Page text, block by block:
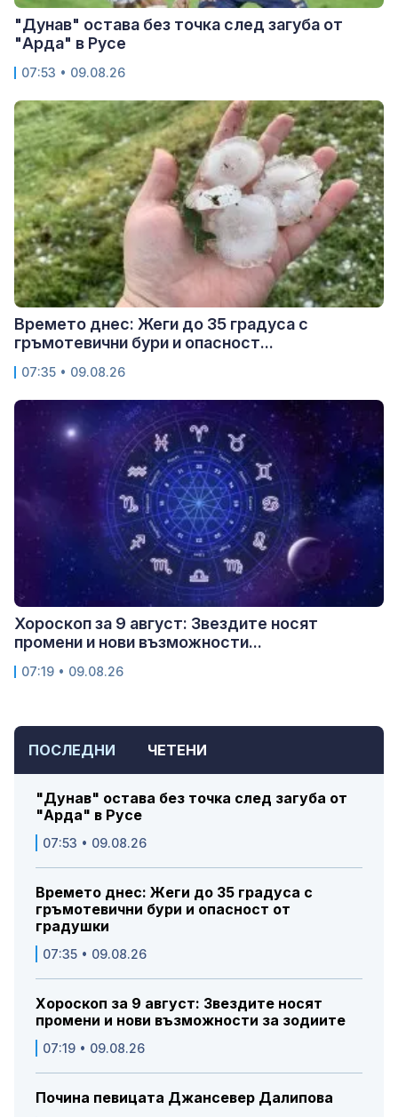
ПОСЛЕДНИ ЧЕТЕНИ
"Дунав" остава без точка след загуба от
"Арда" в Русе
07:53 • 09.08.26
Времето днес: Жеги до 35 градуса с
гръмотевични бури и опасност от
градушки
07:35 • 09.08.26
Хороскоп за 9 август: Звездите носят
промени и нови възможности за зодиите
07:19 • 09.08.26
Почина певицата Джансевер Далипова
"Дунав" остава без точка след загуба от
"Арда" в Русе
07:53 • 09.08.26
Времето днес: Жеги до 35 градуса с
гръмотевични бури и опасност...
07:35 • 09.08.26
Хороскоп за 9 август: Звездите носят
промени и нови възможности...
07:19 • 09.08.26